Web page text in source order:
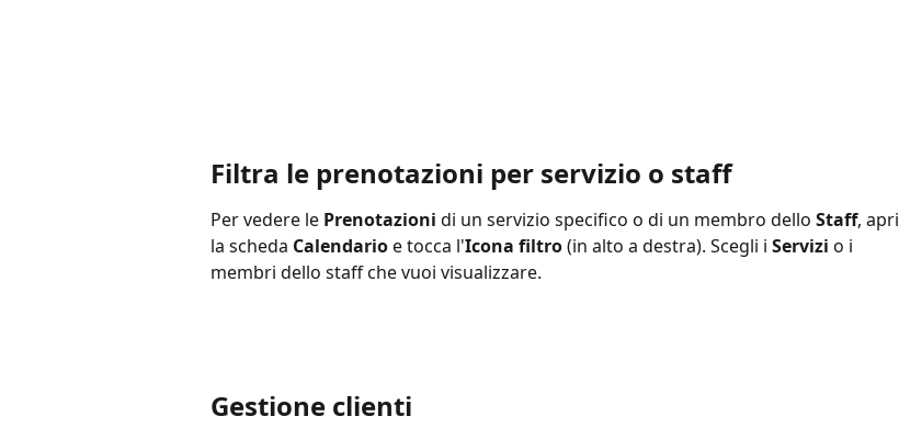
Filtra le prenotazioni per servizio o staff
Per vedere le Prenotazioni di un servizio specifico o di un membro dello Staff, apri
la scheda Calendario e tocca l'Icona filtro (in alto a destra). Scegli i Servizi o i
membri dello staff che vuoi visualizzare.
Gestione clienti